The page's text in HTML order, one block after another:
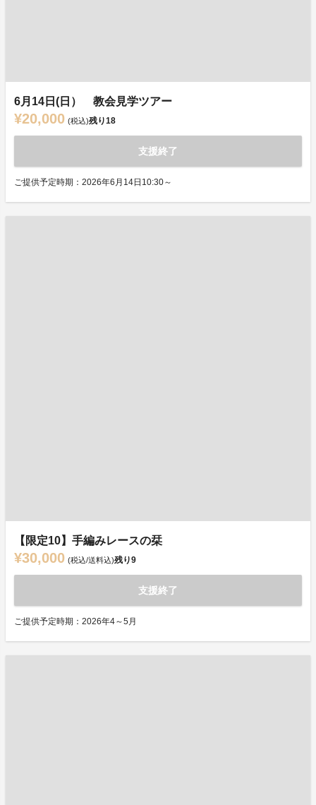
6月14日(日） 教会見学ツアー
¥20,000 (税込)残り18
支援終了
ご提供予定時期：2026年6月14日10:30～
【限定10】手編みレースの栞
¥30,000 (税込/送料込)残り9
支援終了
ご提供予定時期：2026年4～5月